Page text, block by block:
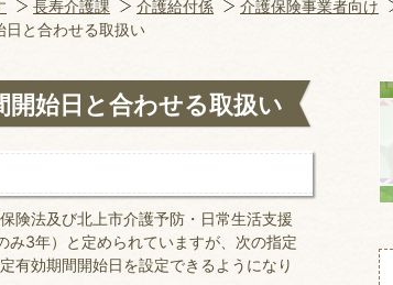
長寿介護課 介護給付係 介護保険事業者向け
日と合わせる取扱い
開始日と合わせる取扱い
険法及び北上市介護予防・日常生活支援
3年）と定められていますが、次の指定
有効期間開始日を設定できるようになり